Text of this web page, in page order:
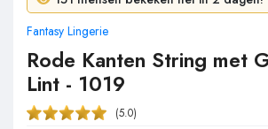
Fantasy Lingerie
Rode Kanten String met
Lint - 1019
(5.0)